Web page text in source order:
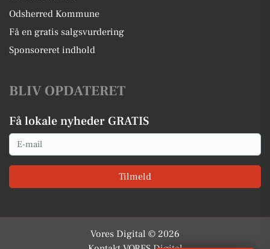
Odsherred Kommune
Få en gratis salgsvurdering
Sponsoreret indhold
BLIV OPDATERET
Få lokale nyheder GRATIS
Email
Tilmeld
Vores Digital © 2026